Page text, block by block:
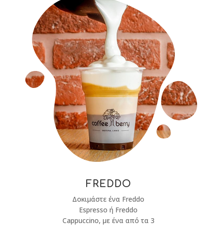
FREDDO
Δοκιμάστε ένα Freddo
Espresso ή Freddo
Cappuccino, με ένα από τα 3